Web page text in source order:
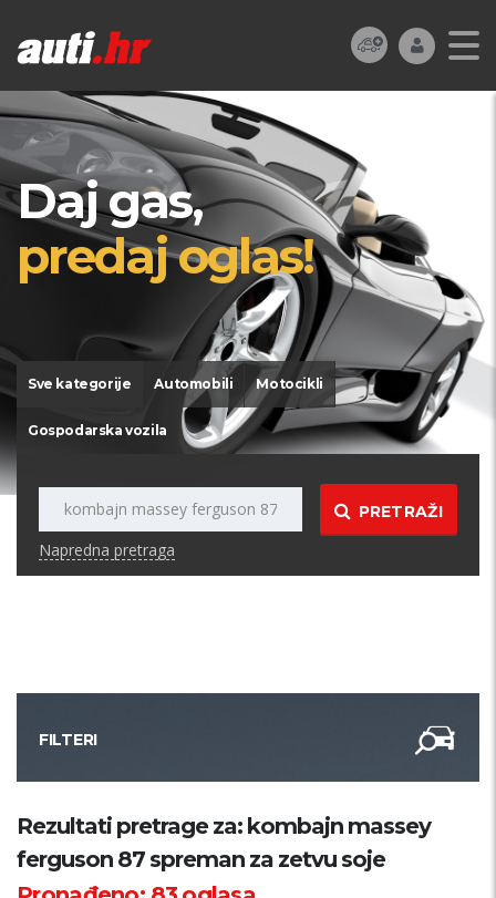
Daj gas,
predaj oglas!
Sve kategorije Automobili Motocikli
Gospodarska vozila
PRETRAŽI
Napredna pretraga
FILTERI
Kategorija
Županija
Rezultati pretrage za: kombajn massey
ferguson 87 spreman za zetvu soje